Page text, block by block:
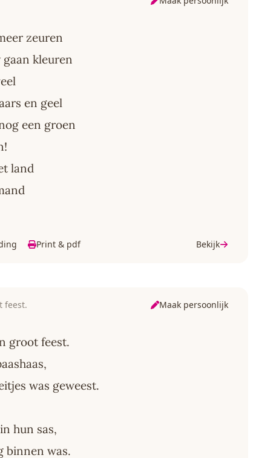
zeuren
kleuren
en geel
een groen
land
Print & pdf Bekijk
feest. Maak persoonlijk
groot feest.
was geweest.
hun sas,
binnen was.